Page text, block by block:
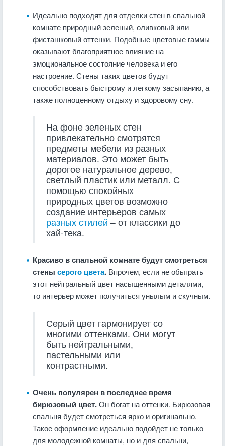
Идеально подходят для отделки стен в спальной
комнате природный зеленый, оливковый или
фисташковый оттенки. Подобные цветовые гаммы
оказывают благоприятное влияние на
эмоциональное состояние человека и его
настроение. Стены таких цветов будут
способствовать быстрому и легкому засыпанию, а
также полноценному отдыху и здоровому сну.
На фоне зеленых стен
привлекательно смотрятся
предметы мебели из разных
материалов. Это может быть
дорогое натуральное дерево,
светлый пластик или металл. С
помощью спокойных
природных цветов возможно
создание интерьеров самых
разных стилей – от классики до
хай-тека.
Красиво в спальной комнате будут смотреться
стены серого цвета. Впрочем, если не обыграть
этот нейтральный цвет насыщенными деталями,
то интерьер может получиться унылым и скучным.
Серый цвет гармонирует со
многими оттенками. Они могут
быть нейтральными,
пастельными или
контрастными.
Очень популярен в последнее время
бирюзовый цвет.Он богат на оттенки. Бирюзовая
спальня будет смотреться ярко и оригинально.
Такое оформление идеально подойдет не только
для молодежной комнаты, но и для спальни,